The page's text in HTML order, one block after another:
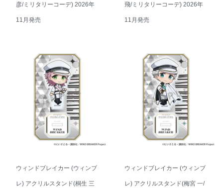
彦/ミリタリーコーデ) 2026年
11月発売
飛/ミリタリーコーデ) 2026年
11月発売
ウィンドブレイカー (ウィンブ
レ) アクリルスタンド(桐生 三
ウィンドブレイカー (ウィンブ
レ) アクリルスタンド(梅宮 一/